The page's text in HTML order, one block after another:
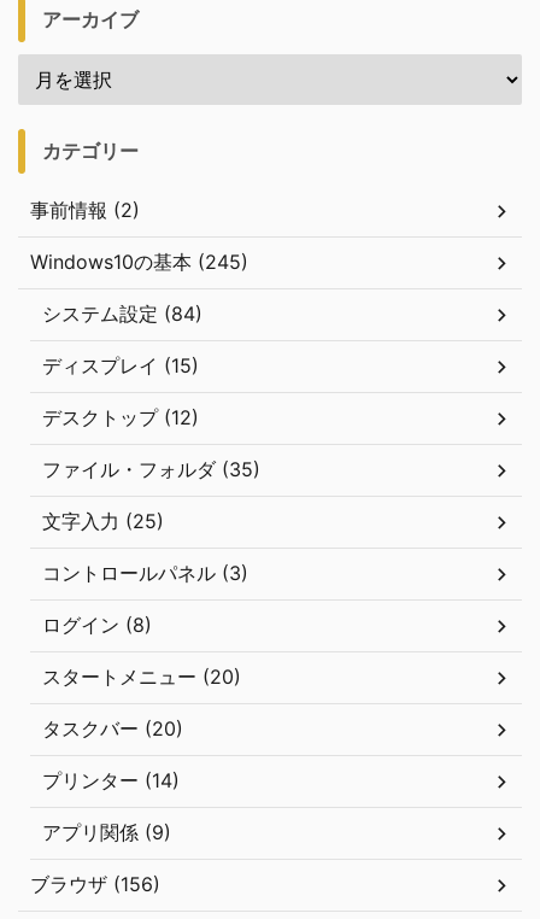
アーカイブ
カテゴリー
事前情報 (2)
Windows10の基本 (245)
システム設定 (84)
ディスプレイ (15)
デスクトップ (12)
ファイル・フォルダ (35)
文字入力 (25)
コントロールパネル (3)
ログイン (8)
スタートメニュー (20)
タスクバー (20)
プリンター (14)
アプリ関係 (9)
ブラウザ (156)